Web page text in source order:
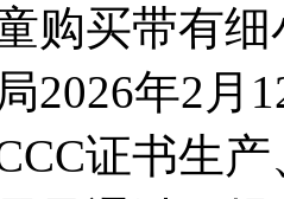
购买带有
2026年2月
证书生